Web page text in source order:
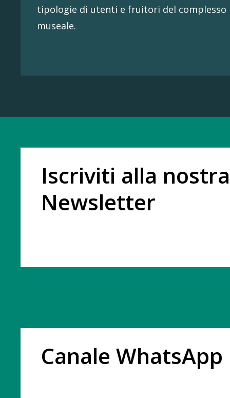
tipologie di utenti e fruitori del complesso
museale.
Iscriviti alla nostra
Newsletter
Canale WhatsApp